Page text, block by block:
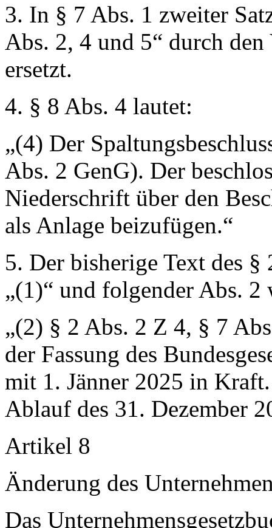
3. In § 7 Abs. 1 zweiter
Abs. 2, 4 und 5“ durch
ersetzt.
4. § 8 Abs. 4 lautet:
„(4) Der
Abs. 2 GenG). Der
Niederschrift über den
als Anlage beizufügen.“
5. Der bisherige Text des
„(1)“ und folgender Abs. 2
„(2) § 2 Abs. 2 Z 4, § 7
der Fassung des
mit 1. Jänner 2025 in
Ablauf des 31. Dezember
Artikel 8
Änderung des
Das